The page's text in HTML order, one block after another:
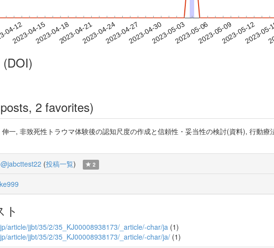
04-12
2023-04-152023-04-182023-04-212023-04-242023-04-272023-04-302023-05-032023-05-062023-05-092023-05-12
2023-
2 favorites)
伸一, 非致死性トラウマ体験後の認知尺度の作成と信頼性・妥当性の検討(資料), 行動
@jabcttest22 (投稿一覧) 2
article/jjbt/35/2/35_KJ00008938173/_article/-char/ja (1)
article/jjbt/35/2/35_KJ00008938173/_article/-char/ja/ (1)